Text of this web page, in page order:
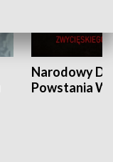
Narodowy
Powstania